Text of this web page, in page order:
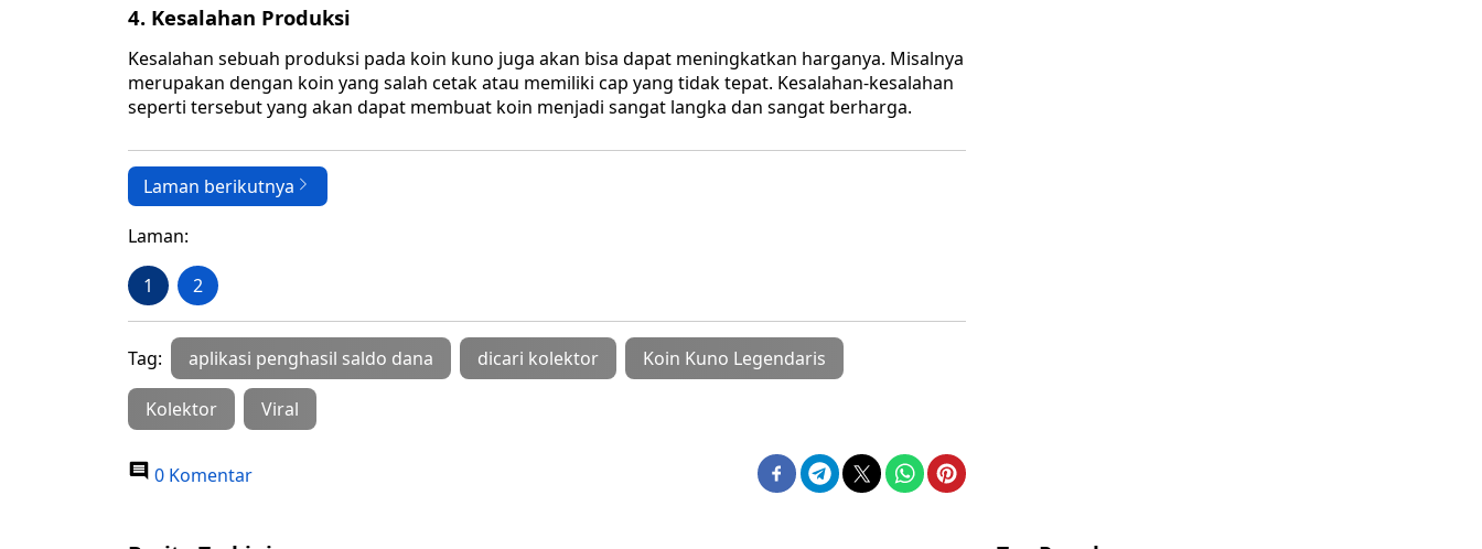
4. Kesalahan Produksi
Kesalahan sebuah produksi pada koin kuno juga akan bisa dapat meningkatkan harganya. Misalnya
merupakan dengan koin yang salah cetak atau memiliki cap yang tidak tepat. Kesalahan-kesalahan
seperti tersebut yang akan dapat membuat koin menjadi sangat langka dan sangat berharga.
Laman berikutnya
Laman:
1 2
Tag: aplikasi penghasil saldo dana dicari kolektor Koin Kuno Legendaris
Kolektor Viral
0 Komentar